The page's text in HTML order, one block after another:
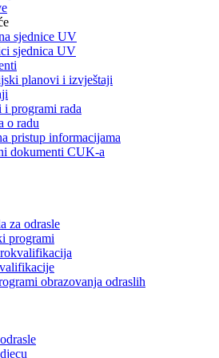
sjednice UV
sjednica UV
planovi i izvještaji
i programi rada
o radu
pristup informacijama
dokumenti CUK-a
za odrasle
programi
obrazovanja odraslih